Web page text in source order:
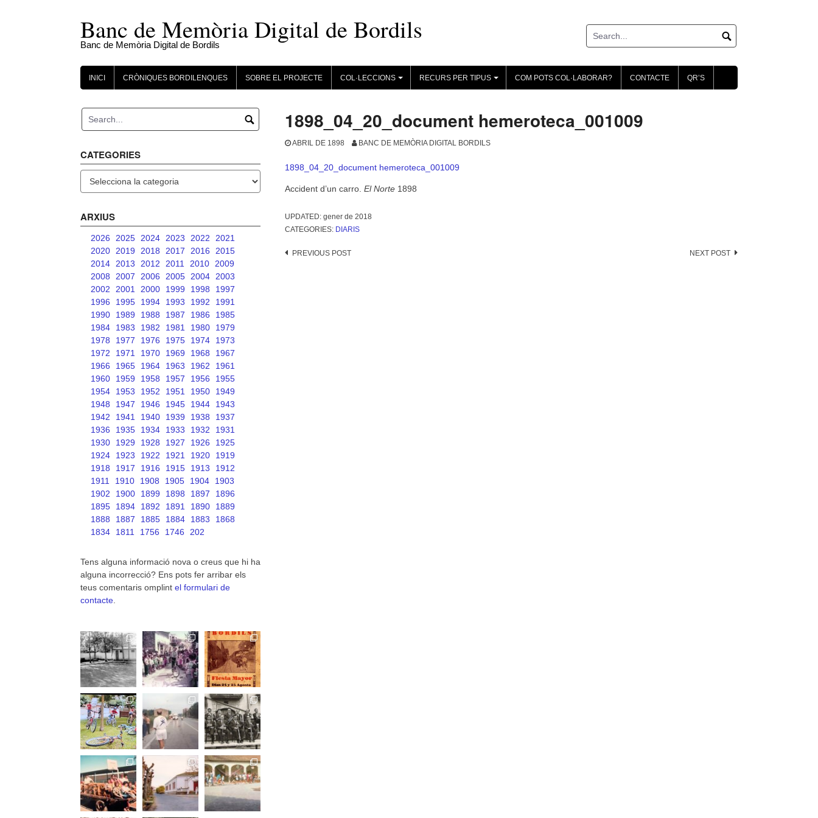
Banc de Memòria Digital de Bordils
Banc de Memòria Digital de Bordils
INICI CRÒNIQUES BORDILENQUES SOBRE EL PROJECTE
+
COL·LECCIONS
+
RECURS PER TIPUS COM POTS COL·LABORAR? CONTACTE QR’S
1898_04_20_document hemeroteca_001009
ABRIL DE 1898 BANC DE MEMÒRIA DIGITAL BORDILS
1898_04_20_document hemeroteca_001009
Accident d’un carro. El Norte 1898
UPDATED: gener de 2018
CATEGORIES: DIARIS
Post
PREVIOUS POST NEXT POST
CATEGORIES
ARXIUS
2026 2025 2024 2023 2022
2021
2020
2019 2018 2017 2016
2015
2014
2013 2012 2011 2010
2009
2008
2007 2006 2005 2004
2003
2002
2001 2000 1999 1998
1997
1996
1995 1994 1993 1992
1991
1990
1989 1988 1987 1986
1985
1984
1983 1982 1981 1980
1979
1978
1977 1976 1975 1974
1973
1972
1971 1970 1969 1968
1967
1966
1965 1964 1963 1962
1961
1960
1959 1958 1957 1956
1955
1954
1953 1952 1951 1950
1949
1948
1947 1946 1945 1944
1943
1942
1941 1940 1939 1938
1937
1936
1935 1934 1933 1932
1931
1930
1929 1928 1927 1926
1925
1924
1923 1922 1921 1920
1919
1918
1917 1916 1915 1913
1912
1911
1910 1908 1905 1904
1903
1902
1900 1899 1898 1897
1896
1895
1894 1892 1891 1890
1889
1888
1887 1885 1884 1883
1868
1834
1811 1756 1746 202
Tens alguna informació nova o creus que hi ha
alguna incorrecció? Ens pots fer arribar els
teus comentaris omplint el formulari de
contacte